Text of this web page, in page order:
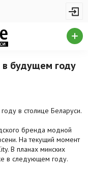
будущем году
бренда модной
На текущий момент
В планах минских
в следующем году.